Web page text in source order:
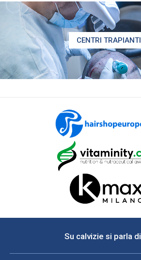
CENTRI TRAPIANTI
Su calvizie si parla di